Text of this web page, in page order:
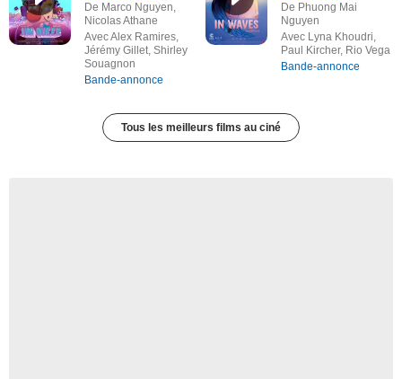
De Marco Nguyen,
Nicolas Athane
Avec Alex Ramires,
Jérémy Gillet, Shirley
Souagnon
Bande-annonce
De Phuong Mai
Nguyen
Avec Lyna Khoudri,
Paul Kircher, Rio Vega
Bande-annonce
Tous les meilleurs films au ciné